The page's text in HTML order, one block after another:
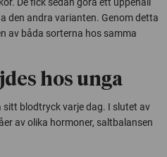
den andra varianten. Genom detta
av båda sorterna hos samma
hos unga
blodtryck varje dag. I slutet av
av olika hormoner, saltbalansen